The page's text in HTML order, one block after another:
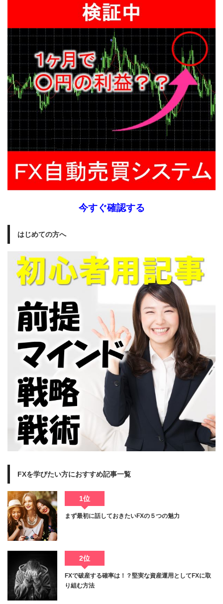
今すぐ確認する
はじめての方へ
FXを学びたい方におすすめ記事一覧
1位
まず最初に話しておきたいFXの５つの魅力
2位
FXで破産する確率は！？堅実な資産運用としてFXに取
り組む方法